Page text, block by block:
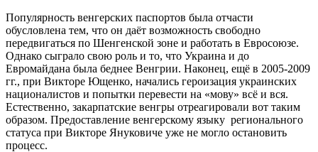
Популярность венгерских паспортов была отчасти
обусловлена тем, что он даёт возможность свободно
передвигаться по Шенгенской зоне и работать в Евросоюзе.
Однако сыграло свою роль и то, что Украина и до
Евромайдана была беднее Венгрии. Наконец, ещё в 2005-2009
гг., при Викторе Ющенко, начались героизация украинских
националистов и попытки перевести на «мову» всё и вся.
Естественно, закарпатские венгры отреагировали вот таким
образом. Предоставление венгерскому языку регионального
статуса при Викторе Януковиче уже не могло остановить
процесс.